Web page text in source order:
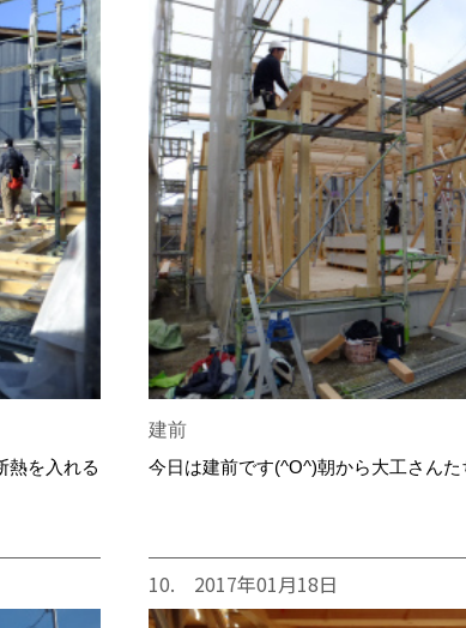
熱を入れる
建前
今日は建前です(^O^)朝から大工さんた
10. 2017年01月18日